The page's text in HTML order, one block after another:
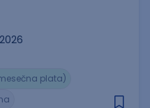
plata)